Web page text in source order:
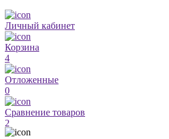
Личный кабинет
Корзина
4
Отложенные
0
Сравнение товаров
2